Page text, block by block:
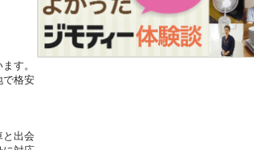
す。
で格安
と出会